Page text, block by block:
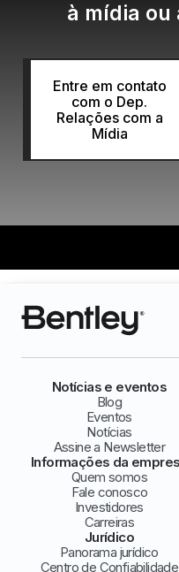
à mídia ou
Entre em contato
com o Dep.
Relações com a
Mídia
Notícias e eventos
Blog
Eventos
Notícias
Assine a Newsletter
Informações da
Quem somos
Fale conosco
Investidores
Carreiras
Jurídico
Panorama jurídico
Centro de Confiabilidade